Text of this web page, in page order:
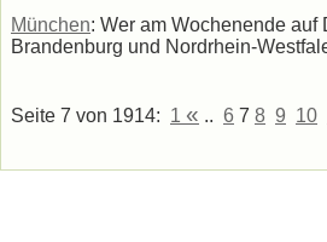
München: Wer am Wochenende auf
Brandenburg und Nordrhein-
Seite 7 von 1914: 1 « .. 6 7 8 9 10